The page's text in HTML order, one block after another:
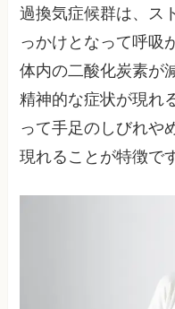
過換気症候群は、ス
っかけとなって呼吸
体内の二酸化炭素が
精神的な症状が現れ
って手足のしびれや
現れることが特徴で